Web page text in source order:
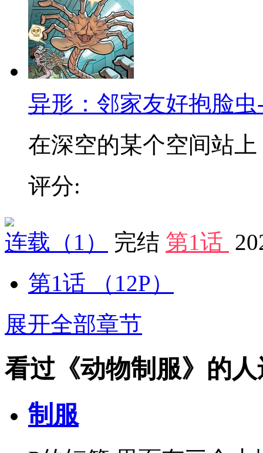
异形：邻家友好抱脸虫
在深空的某个空间站上
评分:
连载 （1） 完结 第1话
第1话
（12P）
展开全部章节
看过《动物制服》的
制服